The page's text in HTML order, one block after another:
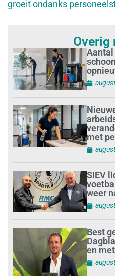
groeit ondanks
Overig
met
SIEV
weer
Best
en